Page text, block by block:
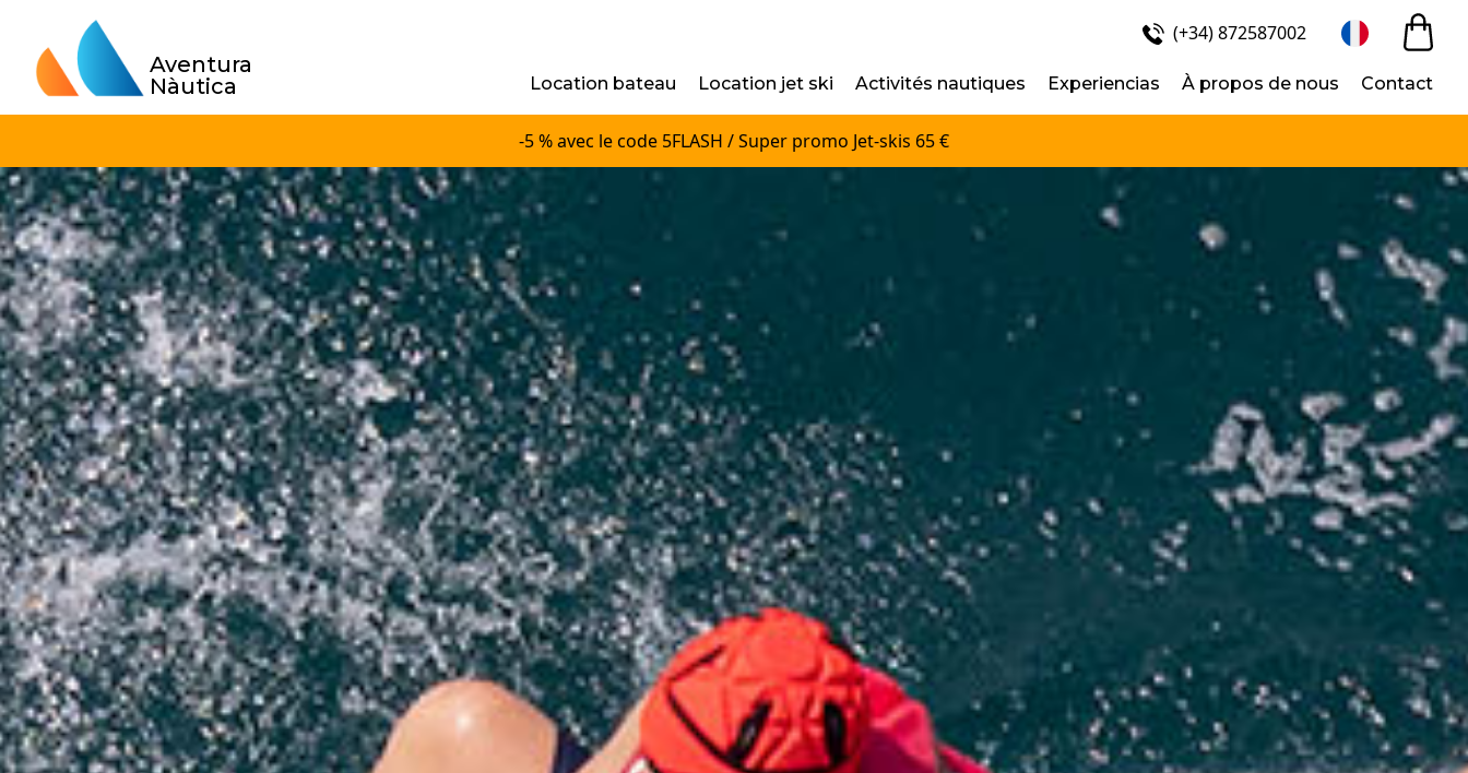
Aventura
Nàutica
(+34) 872587002
Location bateau Location jet ski Activités nautiques Experiencias À propos de nous Contact
-5 % avec le code 5FLASH / Super promo Jet-skis 65 €